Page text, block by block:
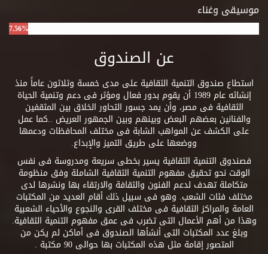
موسيقى وغناء
7.56%
عن الصندوق
استطاع صندوق التنمية الثقافية على مدى خمسة وثلاثون عاماً منذ
إنشائه عام 1989 أن يقوم بدور فعال ومؤثر فى دعم وتنمية الحياة
الثقافية فى مصر، وأن يمد جسور التحاور الخلاق بين المثقفين
والفنانين بعضهم البعض وبينهم وبين الجمهور العريض ..كما عمل
على الكشف عن المواهب الشابة فى مختلف المحافظات ودعمها
ووضعها على طريق التميز والإبداع.
فصندوق التنمية الثقافية يسير بخطى سريعة ومدروسة فى نفس
الوقت نحو تحقيق مفهوم التنمية الثقافية الشاملة وفق منظومة
متكاملة تهدف لدعم الفنون والثقافة والارتقاء بها ونشرها لدى
مختلف فئات الشعب. وهو فى سبيل ذلك أقام العديد من المكتبات
العامة والمراكز الثقافية فى مختلف القرى والنجوع والأحياء الشعبية
وهذا من أهم الأعمال التى تضرب فى عمق مفهوم التنمية الثقافية.
وبلغ عدد المكتبات التى أنشأها الصندوق فى أماكن لم يكن من
المتصور إقامة مثل هذه المكتبات بها حوالى 90 مكتبة .